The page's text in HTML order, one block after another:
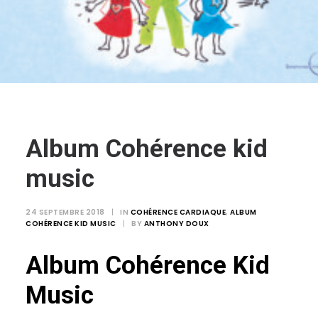
Login / Register
Album Cohérence kid
music
24 SEPTEMBRE 2018 | IN COHÉRENCE CARDIAQUE, ALBUM
COHÉRENCE KID MUSIC
| BY ANTHONY DOUX
Album Cohérence Kid
Music